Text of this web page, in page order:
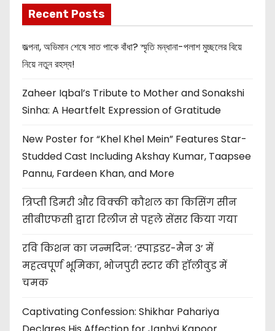
Recent Posts
জল্পনা, অভিমান শেষে সাত পাকে বাঁধা? স্মৃতি মন্ধানা-পলাশ মুচ্ছলের বিয়ে
নিয়ে নতুন রহস্য!
Zaheer Iqbal’s Tribute to Mother and Sonakshi
Sinha: A Heartfelt Expression of Gratitude
New Poster for “Khel Khel Mein” Features Star-
Studded Cast Including Akshay Kumar, Taapsee
Pannu, Fardeen Khan, and More
त्रिप्ती डिमरी और विक्की कौशल का किसिंग सीन
सीबीएफसी द्वारा रिलीज से पहले सेंसर किया गया
रवि किशन का जन्मदिन: ‘स्पाइडर-मैन 3’ में
महत्वपूर्ण भूमिका, भोजपुरी स्टार की हॉलीवुड में
चमक
Captivating Confession: Shikhar Pahariya